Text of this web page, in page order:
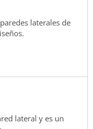
laterales de
lateral y es un